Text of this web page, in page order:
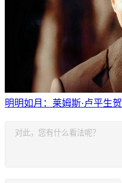
明明如月：莱姆斯·卢平生贺